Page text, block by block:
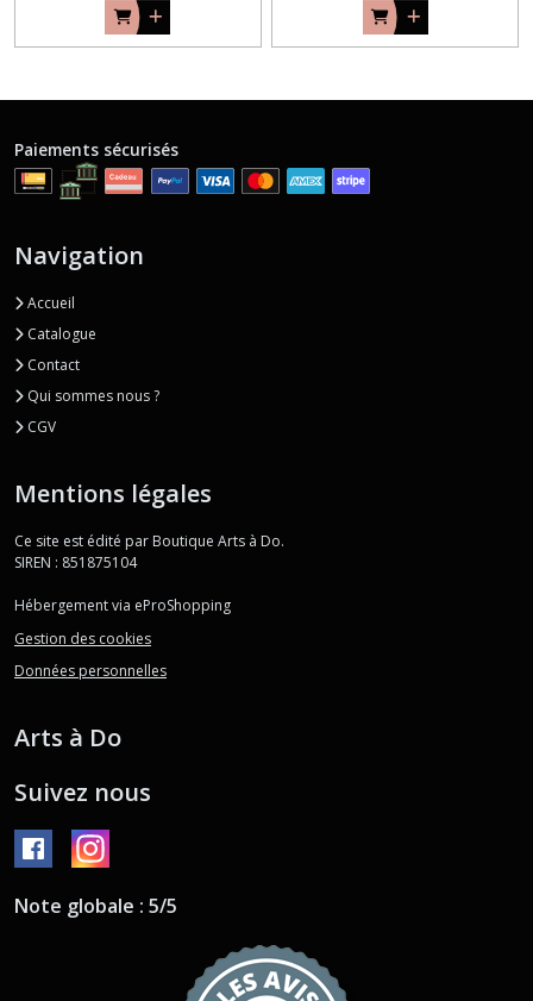
Paiements sécurisés
Navigation
Accueil
Catalogue
Contact
Qui sommes nous ?
CGV
Mentions légales
Ce site est édité par Boutique Arts à Do.
SIREN : 851875104
Hébergement via eProShopping
Gestion des cookies
Données personnelles
Arts à Do
Suivez nous
Note globale : 5/5